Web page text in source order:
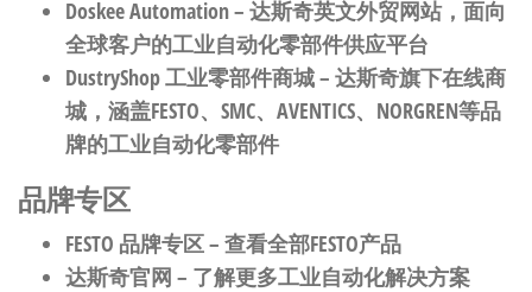
Doskee Automation– 达斯奇英文外贸网站，面向
全球客户的工业自动化零部件供应平台
DustryShop 工业零部件商城– 达斯奇旗下在线商
城，涵盖FESTO、SMC、AVENTICS、NORGREN等品
牌的工业自动化零部件
品牌专区
FESTO 品牌专区– 查看全部FESTO产品
达斯奇官网 – 了解更多工业自动化解决方案